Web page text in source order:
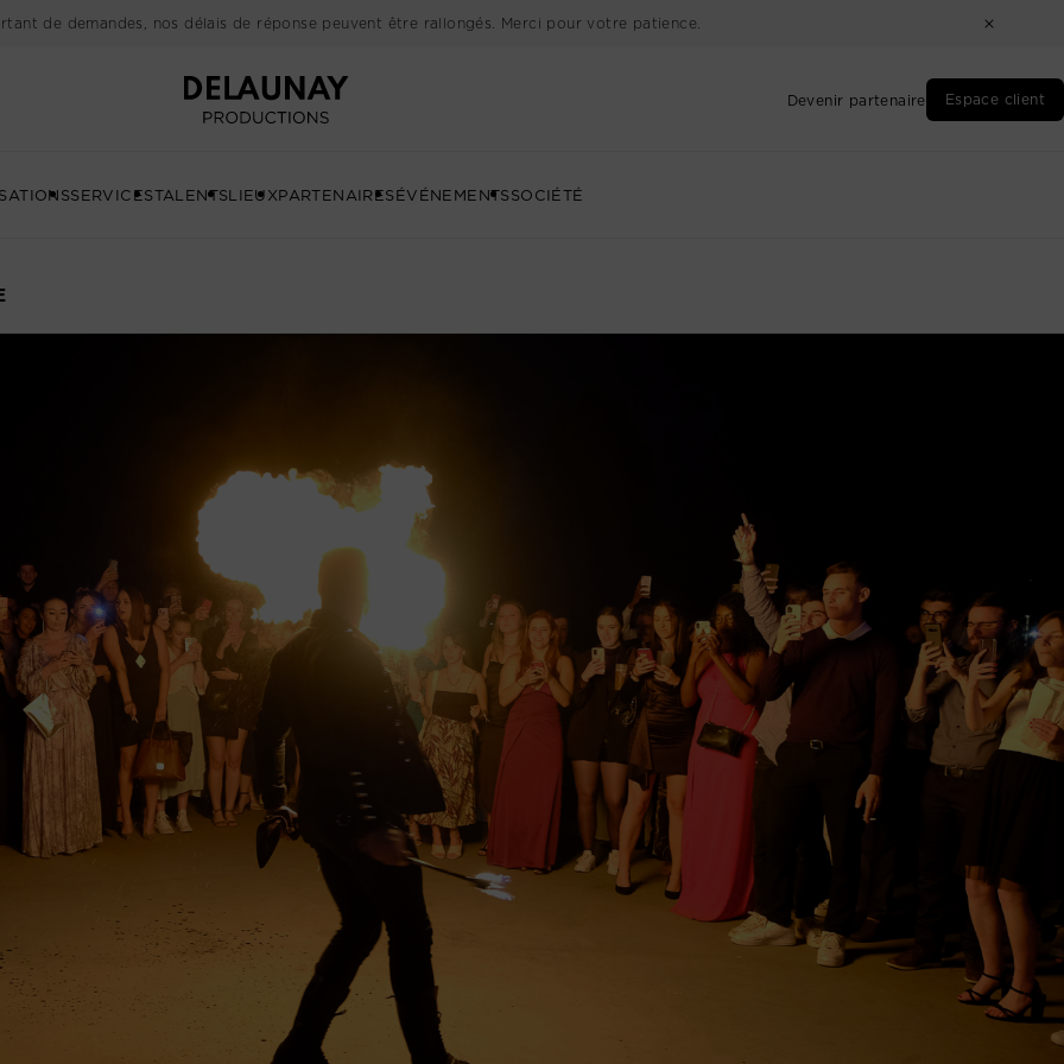
de demandes, nos délais de réponse peuvent être rallongés. Merci pour votre patience.
Devenir partenaire Espace client
SERVICESTALENTSLIEUXPARTENAIRESÉVÉNEMENTSSOCIÉTÉ